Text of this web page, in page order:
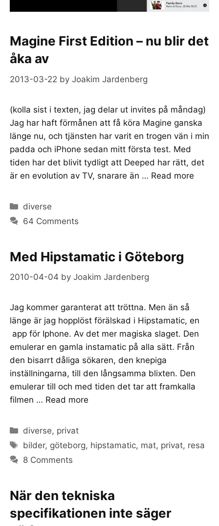
Magine First Edition – nu blir det
åka av
2013-03-22 by Joakim Jardenberg
(kolla sist i texten, jag delar ut invites på måndag)
Jag har haft förmånen att få köra Magine ganska
länge nu, och tjänsten har varit en trogen vän i min
padda och iPhone sedan mitt första test. Med
tiden har det blivit tydligt att Deeped har rätt, det
är en evolution av TV, snarare än … Read more
Categories
diverse
64 Comments
Med Hipstamatic i Göteborg
2010-04-04 by Joakim Jardenberg
Jag kommer garanterat att tröttna. Men än så
länge är jag hopplöst förälskad i Hipstamatic, en
app för Iphone. Av det mer magiska slaget. Den
emulerar en gamla instamatic på alla sätt. Från
den bisarrt dåliga sökaren, den knepiga
inställningarna, till den långsamma blixten. Den
emulerar till och med tiden det tar att framkalla
filmen … Read more
Categories
diverse, privat
Tags
bilder, göteborg, hipstamatic, mat, privat, resa
8 Comments
När den tekniska
specifikationen inte säger